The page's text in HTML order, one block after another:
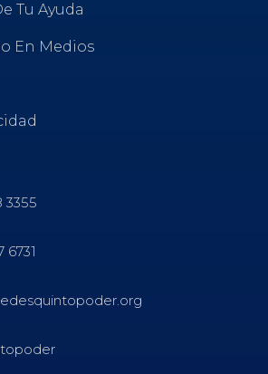
Tu Ayuda
En Medios
3355
6731